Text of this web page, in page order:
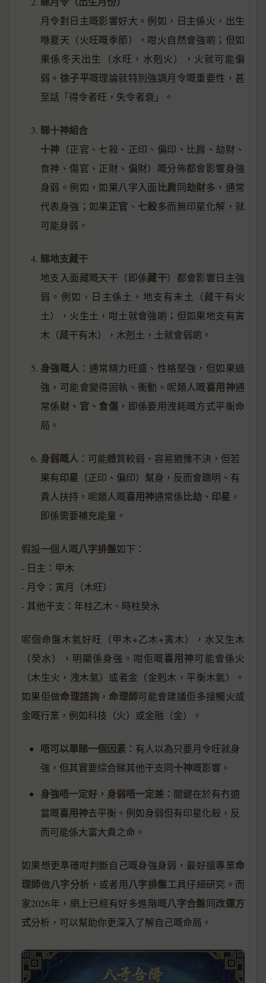
月令對日主嘅影響好大。例如，日主係火，出生
喺夏天（火旺嘅季節），咁火自然會強啲；但如
果係冬天出生（水旺，水剋火），火就可能偏
弱。 徐子平嘅理論就特別強調月令嘅重要性，甚
至話「得令者旺，失令者衰」。
睇十神組合
十神 （正官、七殺、正印、偏印、比肩、劫財、
食神、傷官、正財、偏財）嘅分佈都會影響身強
身弱。例如，如果八字入面比肩同劫財多，通常
代表身強；如果正官 、 七殺多而無印星化解，就
可能身弱。
睇地支藏干
地支入面藏嘅天干（即係藏干）都會影響日主強
弱。例如，日主係土，地支有未土（藏干有火
土），火生土，咁土就會強啲；但如果地支有寅
木（藏干有木），木剋土，土就會弱啲。
身強嘅人 ：通常精力旺盛、性格堅強，但如果過
強，可能會變得固執、衝動。呢類人嘅喜用神通
常係財、官、食傷 ，即係要用洩耗嘅方式平衡命
局。
身弱嘅人 ：可能體質較弱、容易猶豫不決，但若
果有印星 （正印、偏印）幫身，反而會聰明、有
貴人扶持。呢類人嘅喜用神通常係比劫、印星 ，
即係需要補充能量。
假設一個人嘅八字排盤如下：
- 日主：甲木
- 月令：寅月（木旺）
- 其他干支：年柱乙木、時柱癸水
呢個命盤木氣好旺（甲木+乙木+寅木），水又生木
（癸水），明顯係身強。咁佢嘅喜用神可能會係火
（木生火，洩木氣）或者金（金剋木，平衡木氣）。
如果佢做命理諮詢， 命理師可能會建議佢多接觸火或
金嘅行業，例如科技（火）或金融（金）。
唔可以單睇一個因素 ：有人以為只要月令旺就身
強，但其實要綜合睇其他干支同十神嘅影響。
身強唔一定好，身弱唔一定差 ：關鍵在於有冇適
當嘅喜用神去平衡。例如身弱但有印星化殺，反
而可能係大富大貴之命。
如果想更準確咁判斷自己嘅身強身弱，最好搵專業命
理師做八字分析 ，或者用八字排盤工具仔細研究。而
家2026年，網上已經有好多進階嘅八字合盤同改運方
式分析，可以幫助你更深入了解自己嘅命局。